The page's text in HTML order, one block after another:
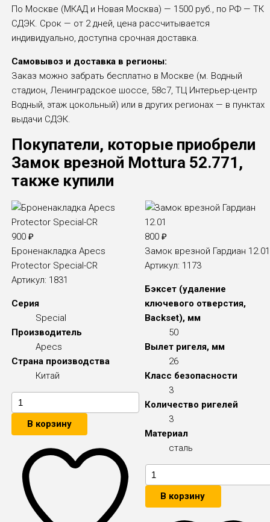
По Москве (МКАД и Новая Москва) — 1500 руб., по РФ — ТК
СДЭК. Срок — от 2 дней, цена рассчитывается
индивидуально, доступна срочная доставка.
Самовывоз и доставка в регионы:
Заказ можно забрать бесплатно в Москве (м. Водный
стадион, Ленинградское шоссе, 58с7, ТЦ Интерьер-центр
Водный, этаж цокольный) или в других регионах — в пунктах
выдачи СДЭК.
Покупатели, которые приобрели
Замок врезной Mottura 52.771,
также купили
900₽
Броненакладка Apecs
Protector Special-CR
Артикул: 1831
Серия
Special
Производитель
Apecs
Страна производства
Китай
В корзину
800₽
Замок врезной Гардиан 12.01
Артикул: 1173
Бэксет (удаление
ключевого отверстия,
Backset), мм
50
Вылет ригеля, мм
26
Класс безопасности
3
Количество ригелей
3
Материал
сталь
В корзину